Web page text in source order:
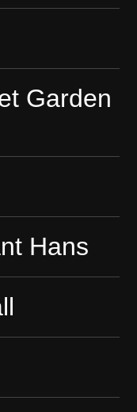
Garden
Hans